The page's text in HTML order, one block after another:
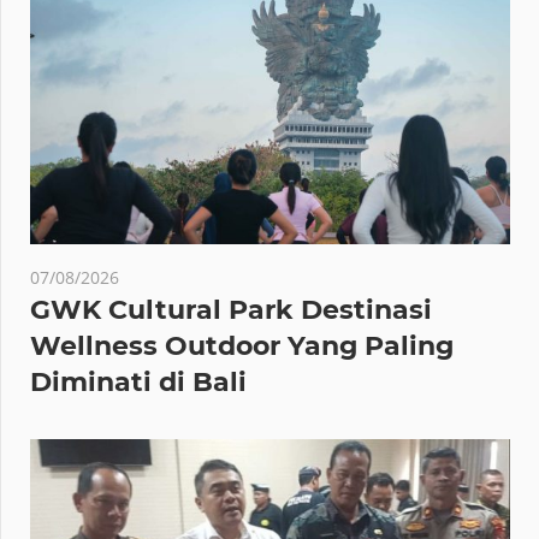
07/08/2026
GWK Cultural Park Destinasi
Wellness Outdoor Yang Paling
Diminati di Bali